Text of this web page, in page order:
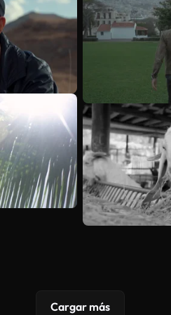
Cargar más